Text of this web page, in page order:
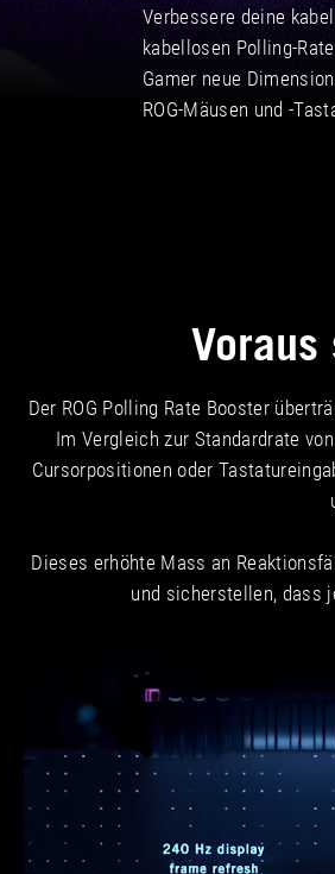
Verbessere deine
kabellosen Polling-
Gamer neue
ROG-Mäusen und -
Der ROG Polling Rate Booster
Im Vergleich zur Standardrate
Cursorpositionen oder
Dieses erhöhte Mass an
und sicherstellen, dass